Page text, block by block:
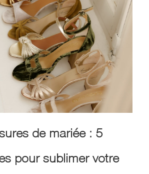
de mariée : 5
pour sublimer votre